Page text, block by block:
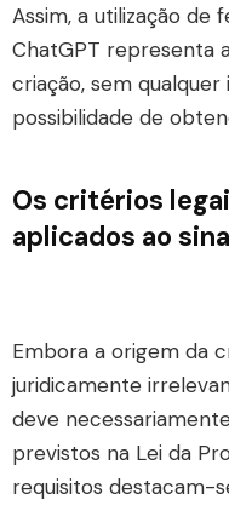
Assim, a utilização de
ChatGPT representa
criação, sem
possibilidade de
Os critérios
aplicados ao
Embora a origem da
juridicamente
deve
previstos na Lei da
requisitos destacam-